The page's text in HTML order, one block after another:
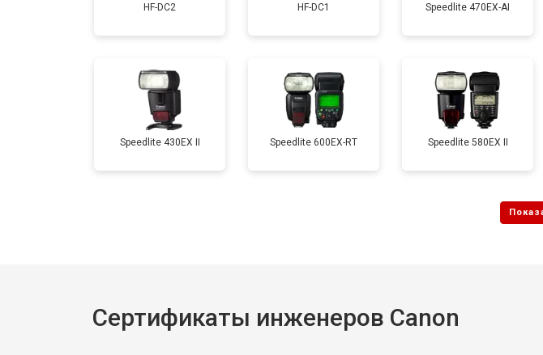
HF-DC2 HF-DC1 Speedlite 470EX-AI
Speedlite 430EX II Speedlite 600EX-RT Speedlite 580EX II
Сертификаты инженеров Canon